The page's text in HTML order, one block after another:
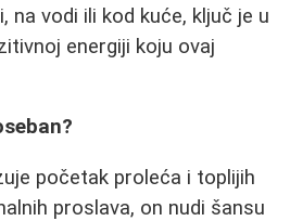
na vodi ili kod kuće, ključ je u
energiji koju ovaj
početak proleća i toplijih
proslava, on nudi šansu